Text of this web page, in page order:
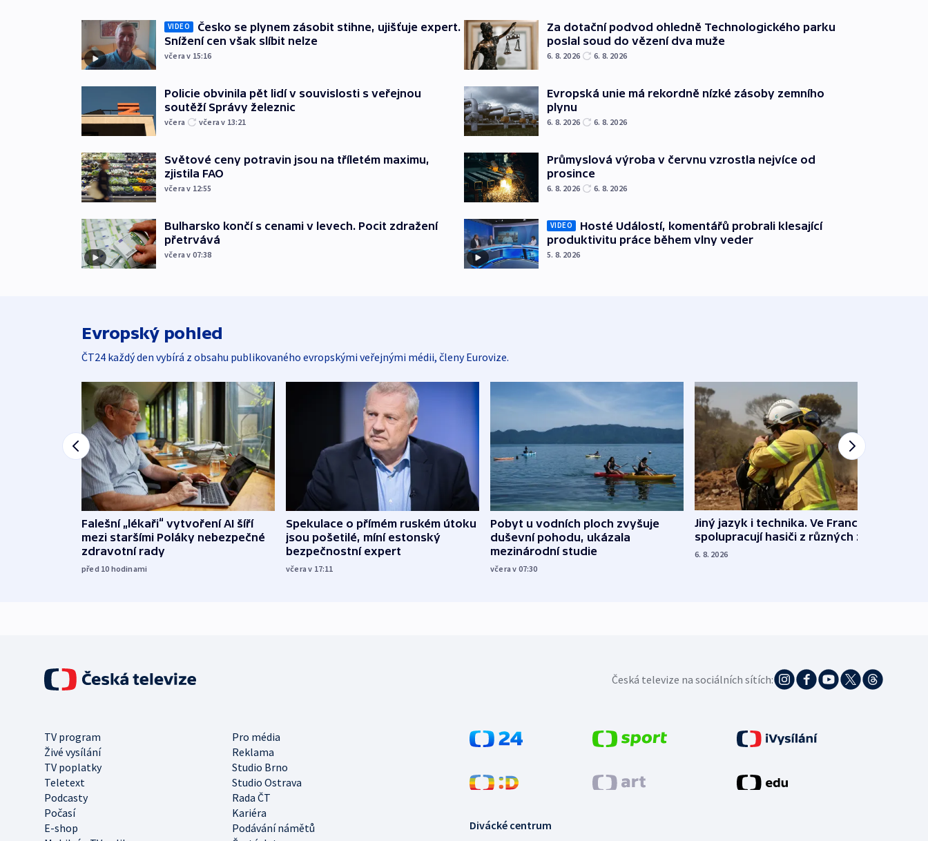
VIDEO
Česko se plynem zásobit stihne, ujišťuje expert.
Snížení cen však slíbit nelze
včera v 15:16
Policie obvinila pět lidí v souvislosti s veřejnou
soutěží Správy železnic
včera včera v 13:21
Světové ceny potravin jsou na tříletém maximu,
zjistila FAO
včera v 12:55
Bulharsko končí s cenami v levech. Pocit zdražení
přetrvává
včera v 07:38
Za dotační podvod ohledně Technologického parku
poslal soud do vězení dva muže
6. 8. 2026 6. 8. 2026
Evropská unie má rekordně nízké zásoby zemního
plynu
6. 8. 2026 6. 8. 2026
Průmyslová výroba v červnu vzrostla nejvíce od
prosince
6. 8. 2026 6. 8. 2026
VIDEO
Hosté Událostí, komentářů probrali klesající
produktivitu práce během vlny veder
5. 8. 2026
Evropský pohled
ČT24 každý den vybírá z obsahu publikovaného evropskými veřejnými médii, členy Eurovize.
Falešní „lékaři“ vytvoření AI šíří
mezi staršími Poláky nebezpečné
zdravotní rady
před 10 hodinami
Spekulace o přímém ruském útoku
jsou pošetilé, míní estonský
bezpečnostní expert
včera v 17:11
Pobyt u vodních ploch zvyšuje
duševní pohodu, ukázala
mezinárodní studie
včera v 07:30
Jiný jazyk i technika. Ve Francii
spolupracují hasiči z různých zemí
6. 8. 2026
Česká televize na sociálních sítích:
TV program
Pro média
Živé vysílání
Reklama
TV poplatky
Studio Brno
Teletext
Studio Ostrava
Podcasty
Rada ČT
Počasí
Kariéra
E-shop
Podávání námětů
Divácké centrum